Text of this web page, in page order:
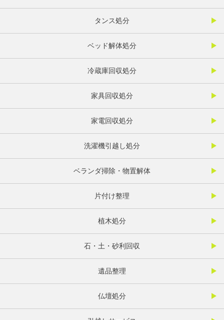
タンス処分
ベッド解体処分
冷蔵庫回収処分
家具回収処分
家電回収処分
洗濯機引越し処分
ベランダ掃除・物置解体
片付け整理
植木処分
石・土・砂利回収
遺品整理
仏壇処分